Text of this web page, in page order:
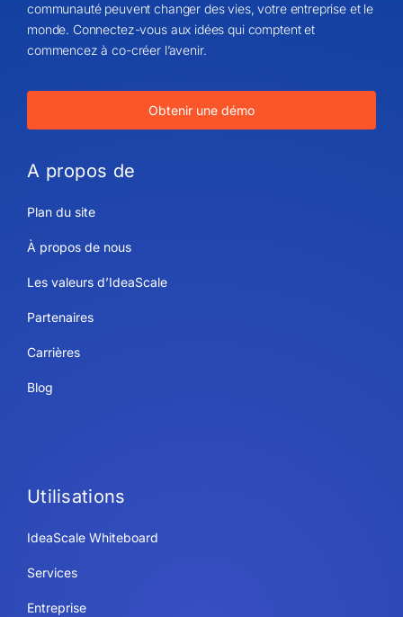
communauté peuvent changer des vies, votre entreprise et le
monde. Connectez-vous aux idées qui comptent et
commencez à co-créer l’avenir.
Obtenir une démo
A propos de
Plan du site
À propos de nous
Les valeurs d’IdeaScale
Partenaires
Carrières
Blog
Utilisations
IdeaScale Whiteboard
Services
Entreprise